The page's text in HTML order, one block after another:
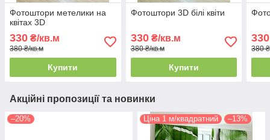
Фотоштори метелики на
квітах 3D
330 ₴/кв.м
380 ₴/кв.м
Купити
Фотоштори 3D білі квіти
330₴/кв.м
380 ₴/кв.м
Купити
330
380
Акційні пропозиції та новинки
–20% Ціна 1 м/квадратний –13%